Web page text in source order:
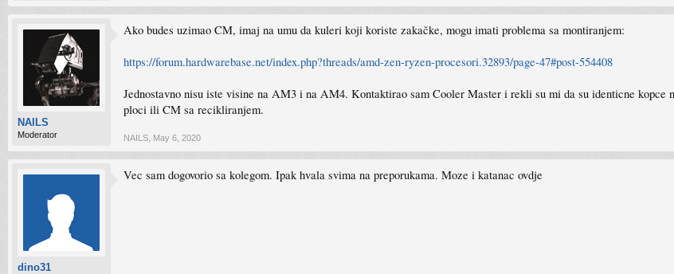
NAILS
Moderator
Ako budes uzimao CM, imaj na umu da kuleri koji koriste zakačke, mogu imati problema sa montiranjem:
https://forum.hardwarebase.net/index.php?threads/amd-zen-ryzen-procesori.32893/page-47#post-554408
Jednostavno nisu iste visine na AM3 i na AM4. Kontaktirao sam Cooler Master i rekli su mi da su identicne
ploci ili CM sa recikliranjem.
NAILS May 6, 2020
dino31
Vec sam dogovorio sa kolegom. Ipak hvala svima na preporukama. Moze i katanac ovdje